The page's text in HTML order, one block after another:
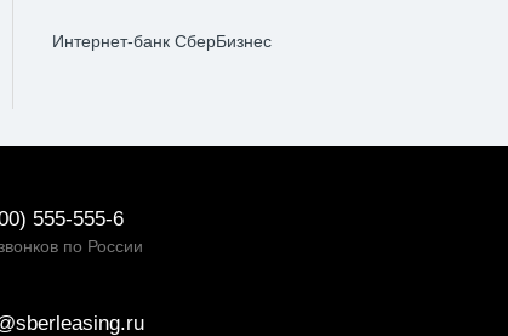
Интернет-банк СберБизнес
555-555-6
по России